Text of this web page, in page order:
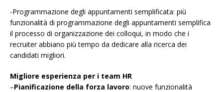
-Programmazione degli appuntamenti semplificata: più
funzionalità di programmazione degli appuntamenti semplifica
il processo di organizzazione dei colloqui, in modo che i
recruiter abbiano più tempo da dedicare alla ricerca dei
candidati migliori.
Migliore esperienza per i team HR
–Pianificazione della forza lavoro: nuove funzionalità